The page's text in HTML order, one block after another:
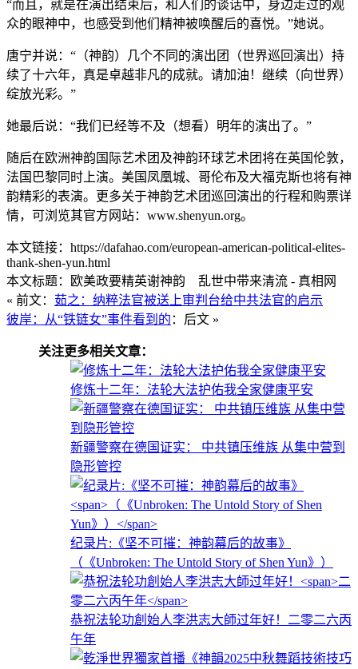
“而且，就是在演出结束后，和人们的谈话中，身边走过的观
众的眼神中，也感受到他们精神被唤醒后的喜悦。”她说。
唐宁并说：“（神韵）几个不同的演出团（世界巡回演出）持
续了十六年，真是卓越非凡的成就。请加油！继续（向世界）
绽放光彩。”
她最后说：“我们已经等不及（想看）明年的演出了。”
随后在欧洲神韵国际艺术团及神韵环球艺术团将在英国伦敦，
法国巴黎同时上演。美国凤凰城、哥伦布及大福克斯也将有神
韵精彩的表演。更多关于神韵艺术团巡回演出的行程和购票详
情，可浏览其官方网站：www.shenyun.org。
本文链接：https://dafahao.com/european-american-political-elites-
thank-shen-yun.html
本文标题：欧美政要精英谢神韵 乱世中带来清流 - 真相网
« 前文： 茹之：纳粹法官被送上审判台给中共法官的启示
彼岸：从“铁链女”事件看到的 ：后文 »
关注更多相关文章：
修炼十二年：法轮大法护佑我全家健康平安
新疆警察在德国证实： 中共镇压维族 从集中营到
隐形管控
纪录片:《坚不可摧：神韵幕后的故事》
（《Unbroken: The Untold Story of Shen Yun》）
恭祝法轮功創始人李洪志大師过年好！ 二零二六丙
午年